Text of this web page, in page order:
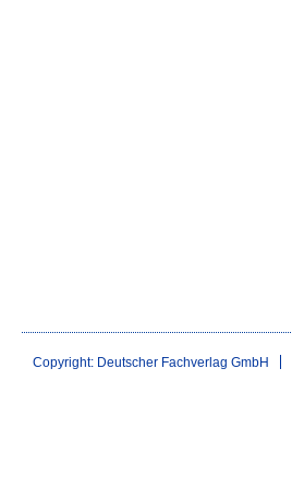
Copyright: Deutscher Fachverlag GmbH